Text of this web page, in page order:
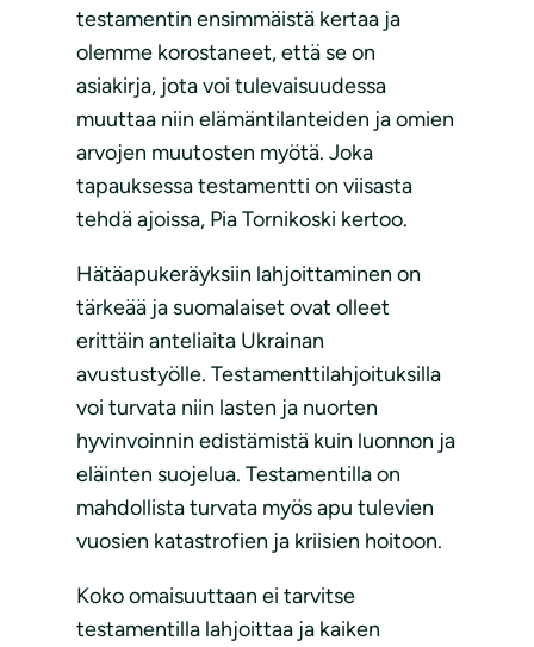
testamentin ensimmäistä kertaa ja
olemme korostaneet, että se on
asiakirja, jota voi tulevaisuudessa
muuttaa niin elämäntilanteiden ja omien
arvojen muutosten myötä. Joka
tapauksessa testamentti on viisasta
tehdä ajoissa, Pia Tornikoski kertoo.
Hätäapukeräyksiin lahjoittaminen on
tärkeää ja suomalaiset ovat olleet
erittäin anteliaita Ukrainan
avustustyölle. Testamenttilahjoituksilla
voi turvata niin lasten ja nuorten
hyvinvoinnin edistämistä kuin luonnon ja
eläinten suojelua. Testamentilla on
mahdollista turvata myös apu tulevien
vuosien katastrofien ja kriisien hoitoon.
Koko omaisuuttaan ei tarvitse
testamentilla lahjoittaa ja kaiken